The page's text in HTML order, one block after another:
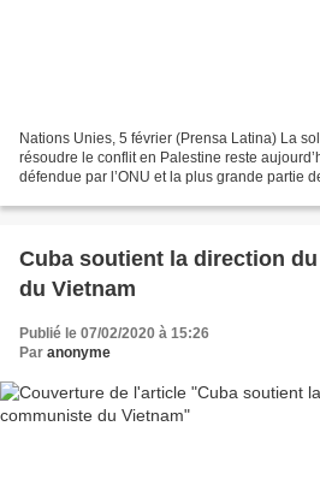
Nations Unies, 5 février (Prensa Latina) La
résoudre le conflit en Palestine reste
défendue par l’ONU et la plus grande partie
Cuba soutient la direction
du Vietnam
Publié le 07/02/2020 à 15:26
Par anonyme